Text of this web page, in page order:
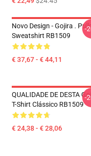
Novo Design - Gojira .
Sweatshirt RB1509
€ 37,67 - € 44,11
-
QUALIDADE DE DESTA
T-Shirt Clássico RB1509
€ 24,38 - € 28,06
-